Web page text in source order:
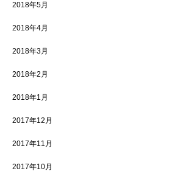
2018年5月
2018年4月
2018年3月
2018年2月
2018年1月
2017年12月
2017年11月
2017年10月